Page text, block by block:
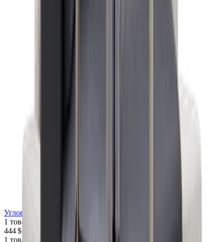
Угловой столик POLIFORM Mondrian
1 товар
444 $
1 товар